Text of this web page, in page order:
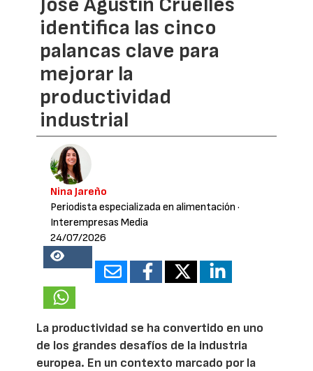
identifica las cinco
palancas clave para
mejorar la
productividad
industrial
Nina Jareño
Periodista especializada en alimentación ·
Interempresas Media
24/07/2026
21489
La productividad se ha convertido en uno
de los grandes desafíos de la industria
europea. En un contexto marcado por la